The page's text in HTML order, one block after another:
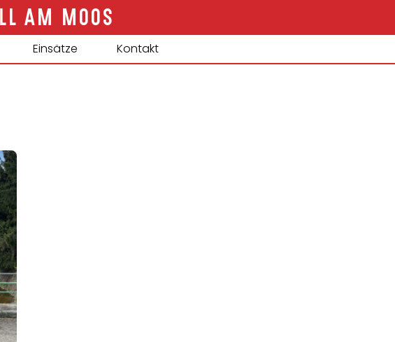
AM MOOS
Einsätze Kontakt